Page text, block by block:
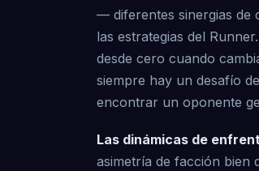
— diferentes sinergias de
las estrategias del
desde cero cuando
siempre hay un desafío
encontrar un oponente
Las dinámicas de
asimetría de facción bien